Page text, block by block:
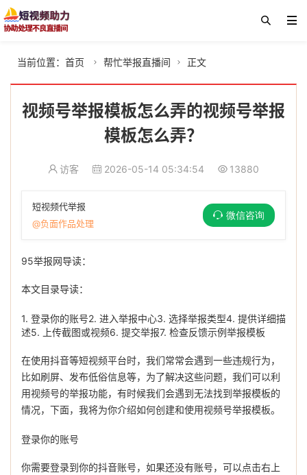
当前位置： 首页  帮忙举报直播间  正文
视频号举报模板怎么弄的视频号举报
模板怎么弄？
访客 2026-05-14 05:34:54 13880
短视频代举报
@负面作品处理
微信咨询
95举报网导读：
本文目录导读：
1. 登录你的账号2. 进入举报中心3. 选择举报类型4. 提供详细描
述5. 上传截图或视频6. 提交举报7. 检查反馈示例举报模板
在使用抖音等短视频平台时，我们常常会遇到一些违规行为，
比如刷屏、发布低俗信息等，为了解决这些问题，我们可以利
用视频号的举报功能，有时候我们会遇到无法找到举报模板的
情况，下面，我将为你介绍如何创建和使用视频号举报模板。
登录你的账号
你需要登录到你的抖音账号，如果还没有账号，可以点击右上